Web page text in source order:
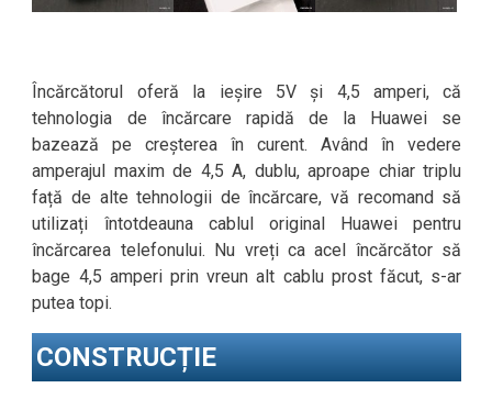
Încărcătorul oferă la ieșire 5V și 4,5 amperi, că
tehnologia de încărcare rapidă de la Huawei se
bazează pe creșterea în curent. Având în vedere
amperajul maxim de 4,5 A, dublu, aproape chiar triplu
față de alte tehnologii de încărcare, vă recomand să
utilizați întotdeauna cablul original Huawei pentru
încărcarea telefonului. Nu vreți ca acel încărcător să
bage 4,5 amperi prin vreun alt cablu prost făcut, s-ar
putea topi.
CONSTRUCȚIE